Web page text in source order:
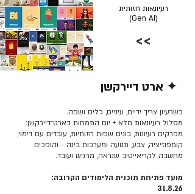
רעיונאות חזותית
(Gen AI)
>>
✦ ארט דיירקשן
כשרעיון צריך ידיים, עיניים, כלים ושפה.
מסלול רעיונאות מלא + יום התמחות בארט־דיירקשן:
מפרקים רעיונות, בונים שפות חזותיות, עובדים עם דימוי,
קומפוזיציה, צבע, תנועה ומערכות בינה - והופכים
מחשבה לקריאייטיב שנראה, מרגיש ועובד.
מועד פתיחת תוכנית הלימודים הקרובה:
31.8.26